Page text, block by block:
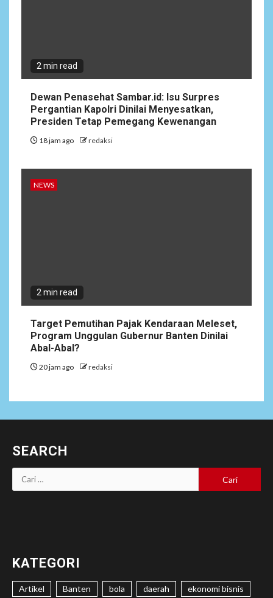
2 min read
Dewan Penasehat Sambar.id: Isu Surpres
Pergantian Kapolri Dinilai Menyesatkan,
Presiden Tetap Pemegang Kewenangan
18 jam ago redaksi
NEWS
2 min read
Target Pemutihan Pajak Kendaraan Meleset,
Program Unggulan Gubernur Banten Dinilai
Abal-Abal?
20 jam ago redaksi
SEARCH
Cari
untuk:
KATEGORI
Artikel Banten bola daerah ekonomi bisnis